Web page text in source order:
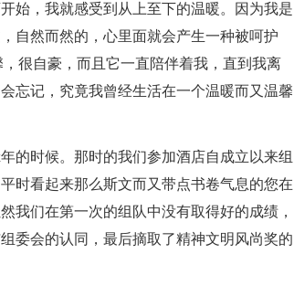
始，我就感受到从上至下的温暖。因为我是
自然而然的，心里面就会产生一种被呵护
很自豪，而且它一直陪伴着我，直到我离
忘记，究竟我曾经生活在一个温暖而又温馨
的时候。那时的我们参加酒店自成立以来组
时看起来那么斯文而又带点书卷气息的您在
我们在第一次的组队中没有取得好的成绩，
委会的认同，最后摘取了精神文明风尚奖的